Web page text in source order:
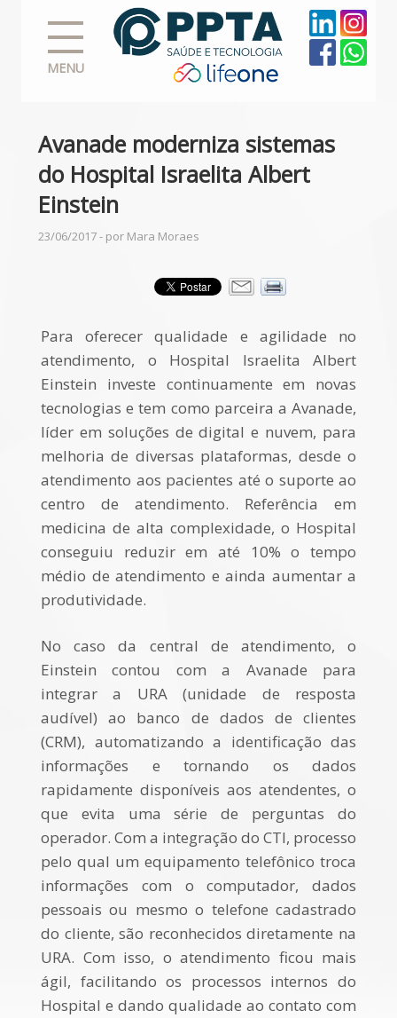
MENU
Avanade moderniza sistemas
do Hospital Israelita Albert
Einstein
23/06/2017 - por Mara Moraes
Para oferecer qualidade e agilidade no
atendimento, o Hospital Israelita Albert
Einstein investe continuamente em novas
tecnologias e tem como parceira a Avanade,
líder em soluções de digital e nuvem, para
melhoria de diversas plataformas, desde o
atendimento aos pacientes até o suporte ao
centro de atendimento. Referência em
medicina de alta complexidade, o Hospital
conseguiu reduzir em até 10% o tempo
médio de atendimento e ainda aumentar a
produtividade.
No caso da central de atendimento, o
Einstein contou com a Avanade para
integrar a URA (unidade de resposta
audível) ao banco de dados de clientes
(CRM), automatizando a identificação das
informações e tornando os dados
rapidamente disponíveis aos atendentes, o
que evita uma série de perguntas do
operador. Com a integração do CTI, processo
pelo qual um equipamento telefônico troca
informações com o computador, dados
pessoais ou mesmo o telefone cadastrado
do cliente, são reconhecidos diretamente na
URA. Com isso, o atendimento ficou mais
ágil, facilitando os processos internos do
Hospital e dando qualidade ao contato com